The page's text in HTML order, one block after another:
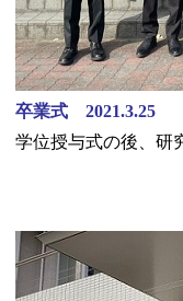
卒業式 2021.3.25
学位授与式の後、研